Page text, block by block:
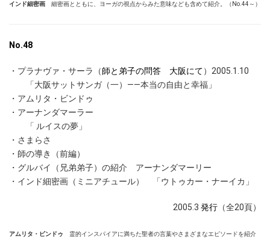
インド細密画 細密画とともに、ヨーガの視点からみた意味なども含めて紹介。（No.44～）
No.48
・プラナヴァ・サーラ（師と弟子の問答 大阪にて）2005.1.10
「大阪サットサンガ（一）――本当の自由と幸福」
・アムリタ・ビンドゥ
・アーナンダマーラー
「 ルイスの夢」
・さまらさ
・師の導き（前編）
・グルバイ（兄弟弟子）の紹介 アーナンダマーリー
・インド細密画（ミニアチュール） 「ウトゥカー・ナーイカ」
2005.3 発行 （全20頁）
アムリタ・ビンドゥ 霊的インスパイアに満ちた聖者の言葉やさまざまなエピソードを紹介